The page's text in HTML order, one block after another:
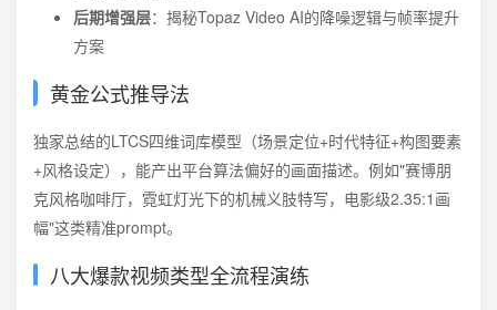
后期增强层：揭秘Topaz Video AI的降噪逻辑与帧率提升
方案
黄金公式推导法
独家总结的LTCS四维词库模型（场景定位+时代特征+构图要素
+风格设定），能产出平台算法偏好的画面描述。例如"赛博朋
克风格咖啡厅，霓虹灯光下的机械义肢特写，电影级2.35:1画
幅"这类精准prompt。
八大爆款视频类型全流程演练